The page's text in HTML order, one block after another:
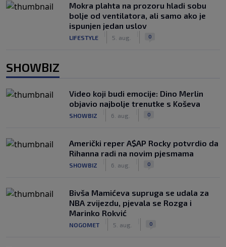
Mokra plahta na prozoru hladi sobu
bolje od ventilatora, ali samo ako je
ispunjen jedan uslov
LIFESTYLE 5. aug. 0
SHOWBIZ
Video koji budi emocije: Dino Merlin
objavio najbolje trenutke s Koševa
SHOWBIZ 6. aug. 0
Američki reper A$AP Rocky potvrdio da
Rihanna radi na novim pjesmama
SHOWBIZ 6. aug. 0
Bivša Mamićeva supruga se udala za
NBA zvijezdu, pjevala se Rozga i
Marinko Rokvić
NOGOMET 5. aug. 0